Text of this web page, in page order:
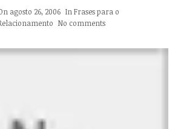
agosto 26, 2006 InFrases para o
No comments